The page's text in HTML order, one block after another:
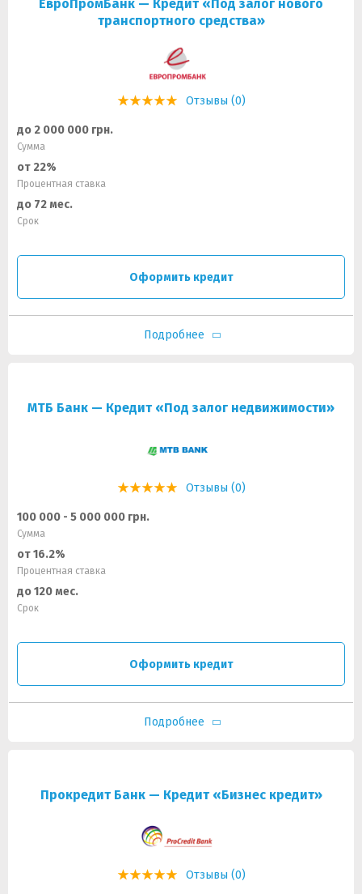
ЕвроПромБанк — Кредит «Под залог нового
транспортного средства»
Отзывы (0)
до 2 000 000 грн.
Сумма
от 22%
Процентная ставка
до 72 мес.
Срок
Оформить кредит
Подробнее
МТБ Банк — Кредит «Под залог недвижимости»
Отзывы (0)
100 000 - 5 000 000 грн.
Сумма
от 16.2%
Процентная ставка
до 120 мес.
Срок
Оформить кредит
Подробнее
Прокредит Банк — Кредит «Бизнес кредит»
Отзывы (0)